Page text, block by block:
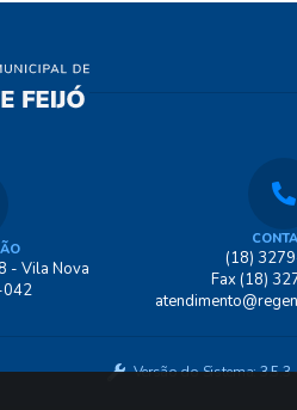
- Vila Nova
042
(18)
Fax (18)
Versão do Sistema:3.5.3